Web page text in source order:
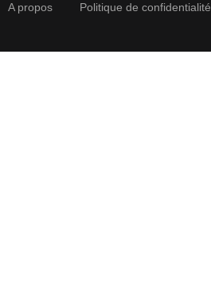
A propos Politique de confidentialité